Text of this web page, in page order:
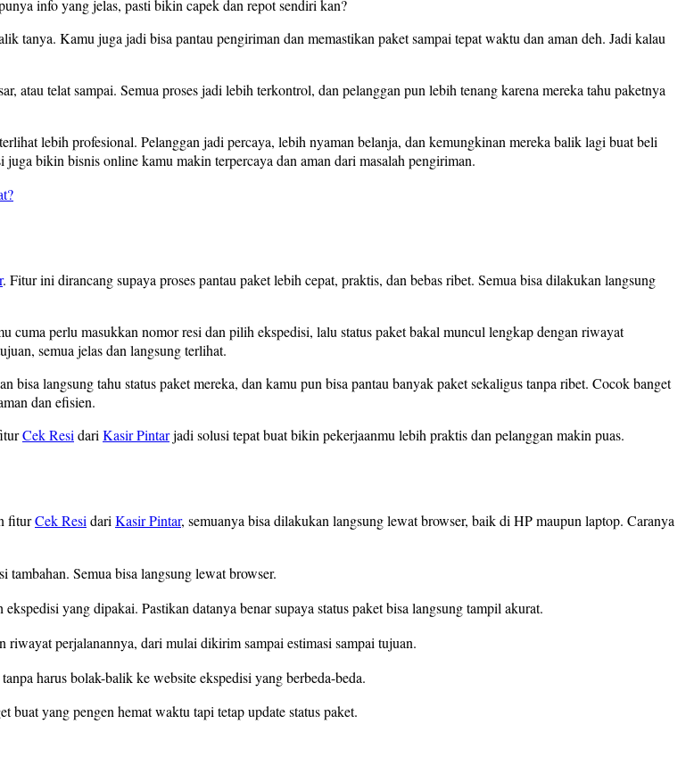
info yang jelas, pasti bikin capek dan repot sendiri kan?
tanya. Kamu juga jadi bisa pantau pengiriman dan memastikan paket sampai tepat waktu dan aman deh. Jadi kalau
atau telat sampai. Semua proses jadi lebih terkontrol, dan pelanggan pun lebih tenang karena mereka tahu paketnya
lebih profesional. Pelanggan jadi percaya, lebih nyaman belanja, dan kemungkinan mereka balik lagi buat beli
bikin bisnis online kamu makin terpercaya dan aman dari masalah pengiriman.
. Fitur ini dirancang supaya proses pantau paket lebih cepat, praktis, dan bebas ribet. Semua bisa dilakukan langsung
perlu masukkan nomor resi dan pilih ekspedisi, lalu status paket bakal muncul lengkap dengan riwayat
semua jelas dan langsung terlihat.
langsung tahu status paket mereka, dan kamu pun bisa pantau banyak paket sekaligus tanpa ribet. Cocok banget
dan efisien.
Cek ResidariKasir Pintarjadi solusi tepat buat bikin pekerjaanmu lebih praktis dan pelanggan makin puas.
fiturCek ResidariKasir Pintar, semuanya bisa dilakukan langsung lewat browser, baik di HP maupun laptop. Caranya
tambahan. Semua bisa langsung lewat browser.
yang dipakai. Pastikan datanya benar supaya status paket bisa langsung tampil akurat.
perjalanannya, dari mulai dikirim sampai estimasi sampai tujuan.
harus bolak-balik ke website ekspedisi yang berbeda-beda.
buat yang pengen hemat waktu tapi tetap update status paket.